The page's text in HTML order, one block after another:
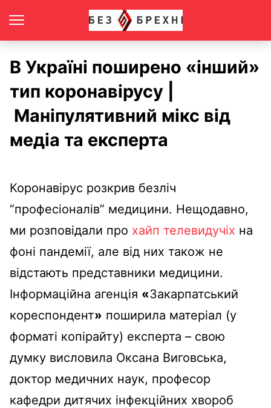
В Україні поширено «інший»
тип коронавірусу |
Маніпулятивний мікс від
медіа та експерта
Коронавірус розкрив безліч
“професіоналів” медицини. Нещодавно,
ми розповідали про хайп телевидучіх на
фоні пандемії, але від них також не
відстають представники медицини.
Інформаційна агенція «Закарпатський
кореспондент» поширила матеріал (у
форматі копірайту) експерта – свою
думку висловила Оксана Виговська,
доктор медичних наук, професор
кафедри дитячих інфекційних хвороб